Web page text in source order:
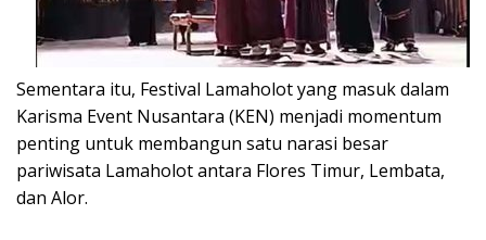
Sementara itu, Festival Lamaholot yang masuk dalam
Karisma Event Nusantara (KEN) menjadi momentum
penting untuk membangun satu narasi besar
pariwisata Lamaholot antara Flores Timur, Lembata,
dan Alor.